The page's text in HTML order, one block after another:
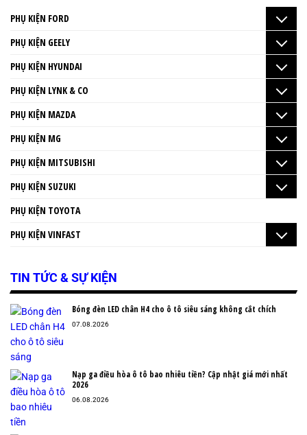
PHỤ KIỆN FORD
PHỤ KIỆN GEELY
PHỤ KIỆN HYUNDAI
PHỤ KIỆN LYNK & CO
PHỤ KIỆN MAZDA
PHỤ KIỆN MG
PHỤ KIỆN MITSUBISHI
PHỤ KIỆN SUZUKI
PHỤ KIỆN TOYOTA
PHỤ KIỆN VINFAST
TIN TỨC & SỰ KIỆN
Bóng đèn LED chân H4 cho ô tô siêu sáng không cắt chích
07.08.2026
Nạp ga điều hòa ô tô bao nhiêu tiền? Cập nhật giá mới nhất
2026
06.08.2026